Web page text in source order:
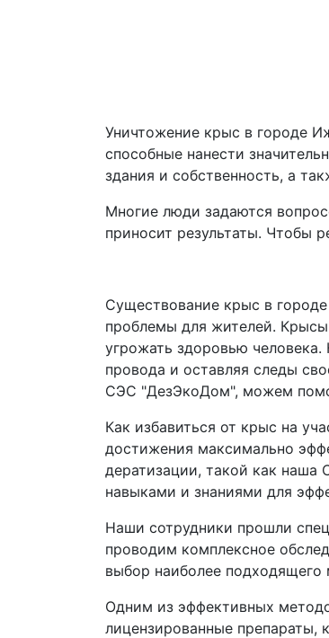
Уничтожение крыс в городе
способные нанести
здания и собственность, а
Многие люди задаются
приносит результаты. Чтобы
Существование крыс в
проблемы для жителей.
угрожать здоровью
провода и оставляя следы
СЭС "ДезЭкоДом", можем
Как избавиться от крыс на
достижения максимально
дератизации, такой как
навыками и знаниями для
Наши сотрудники прошли
проводим комплексное
выбор наиболее
Одним из эффективных
лицензированные препараты,